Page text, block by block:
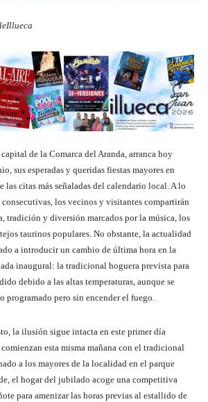
de la Comarca del Aranda, arranca hoy
sus esperadas y queridas fiestas mayores en
las citas más señaladas del calendario local. A lo
los vecinos y visitantes compartirán
tradición y diversión marcados por la música, los
taurinos populares. No obstante, la actualidad
a introducir un cambio de última hora en la
inaugural: la tradicional hoguera prevista para
debido a las altas temperaturas, aunque se
programado pero sin encender el fuego.
la ilusión sigue intacta en este primer día
esta misma mañana con el tradicional
a los mayores de la localidad en el parque
el hogar del jubilado acoge una competitiva
para amenizar las horas previas al estallido de